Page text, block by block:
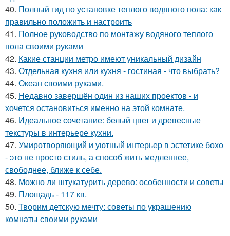
40. Полный гид по установке теплого водяного пола: как
правильно положить и настроить
41. Полное руководство по монтажу водяного теплого
пола своими руками
42. Какие станции метро имеют уникальный дизайн
43. Отдельная кухня или кухня - гостиная - что выбрать?
44. Океан своими руками.
45. Недавно завершён один из наших проектов - и
хочется остановиться именно на этой комнате.
46. Идеальное сочетание: белый цвет и древесные
текстуры в интерьере кухни.
47. Умиротворяющий и уютный интерьер в эстетике бохо
- это не просто стиль, а способ жить медленнее,
свободнее, ближе к себе.
48. Можно ли штукатурить дерево: особенности и советы
49. Площадь - 117 кв.
50. Творим детскую мечту: советы по украшению
комнаты своими руками